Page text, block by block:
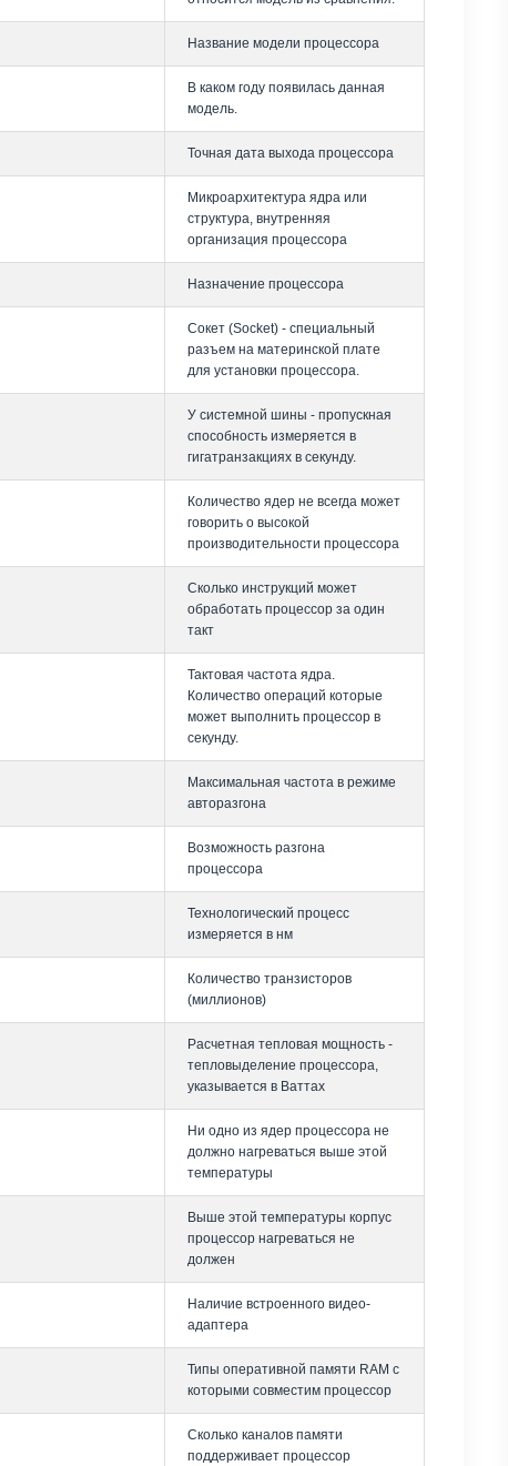
Название модели процессора
В каком году появилась данная
модель.
Точная дата выхода процессора
Микроархитектура ядра или
структура, внутренняя
организация процессора
Назначение процессора
Сокет (Socket) - специальный
разъем на материнской плате
для установки процессора.
У системной шины - пропускная
способность измеряется в
гигатранзакциях в секунду.
Количество ядер не всегда может
говорить о высокой
производительности процессора
Сколько инструкций может
обработать процессор за один
такт
Тактовая частота ядра.
Количество операций которые
может выполнить процессор в
секунду.
Максимальная частота в режиме
авторазгона
Возможность разгона
процессора
Технологический процесс
измеряется в нм
Количество транзисторов
(миллионов)
Расчетная тепловая мощность -
тепловыделение процессора,
указывается в Ваттах
Ни одно из ядер процессора не
должно нагреваться выше этой
температуры
Выше этой температуры корпус
процессор нагреваться не
должен
Наличие встроенного видео-
адаптера
Типы оперативной памяти RAM с
которыми совместим процессор
Сколько каналов памяти
поддерживает процессор